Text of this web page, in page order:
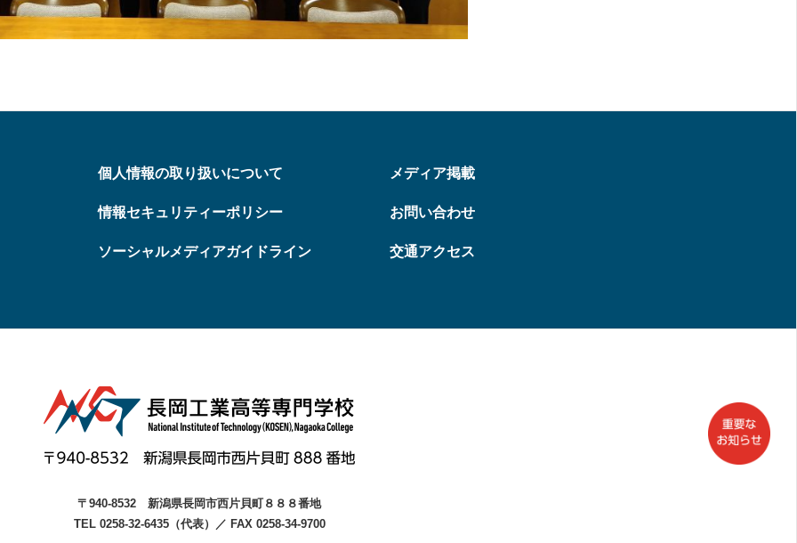
個人情報の取り扱いについて
情報セキュリティーポリシー
ソーシャルメディアガイドライン
メディア掲載
お問い合わせ
交通アクセス
〒940-8532 新潟県長岡市西片貝町８８８番地
TEL 0258-32-6435（代表）
／ FAX 0258-34-9700